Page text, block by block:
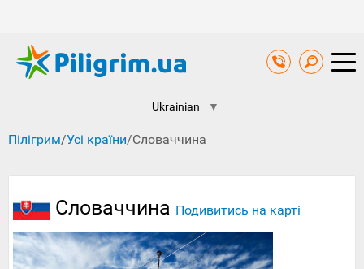
Ukrainian ▼
Пілігрим/Усі країни/Словаччина
Словаччина Подивитись на карті